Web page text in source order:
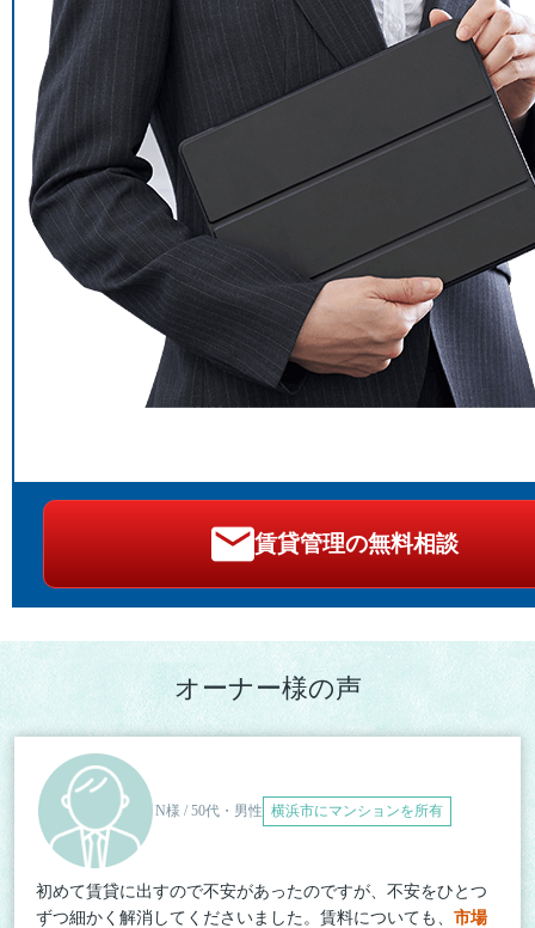
賃貸管理の無料相談
オーナー様の声
N様 / 50代・男性 横浜市にマンションを所有
初めて賃貸に出すので不安があったのですが、不安をひとつ
ずつ細かく解消してくださいました。賃料についても、 市場